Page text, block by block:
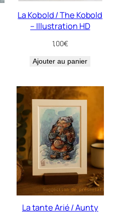
La Kobold / The Kobold
– Illustration HD
1,00€
Ajouter au panier
La tante Arié / Aunty